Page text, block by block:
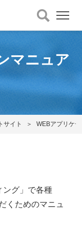
メ
く
マニュア
サイト WEBアプリケ
ング」で各種
くためのマニュ